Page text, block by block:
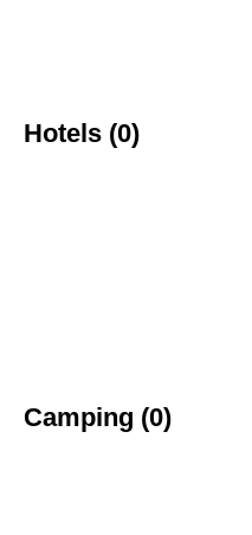
Hotels (0)
Camping (0)